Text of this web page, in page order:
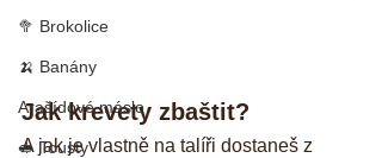
🥦 Brokolice
🍌 Banány
Arašídové máslo
🥪 Tousty
Jak krevety zbaštit?
A jak je vlastně na talíři dostaneš z